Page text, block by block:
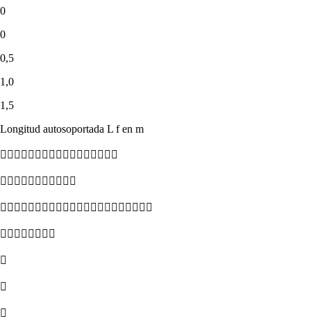
0
0
0,5
1,0
1,5
Longitud autosoportada L f en m






